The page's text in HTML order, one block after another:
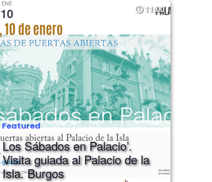
ENE
10 11:00
Featured
Los Sábados en Palacio’.
Visita guiada al Palacio de la
Isla. Burgos